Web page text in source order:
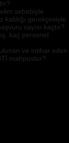
sebebiyle
kaldığı gerekçesiyle
sayısı kaçtır?
kaç personel
ve intihar eden
mahpustur?